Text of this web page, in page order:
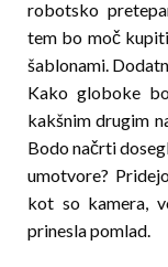
robotsko
tem bo moč
šablonami.
Kako globoke
kakšnim drugim
Bodo načrti
umotvore?
kot so kamera,
prinesla pomlad.